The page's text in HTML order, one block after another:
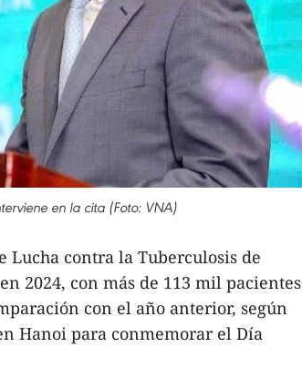
en la cita (Foto: VNA)
Lucha contra la Tuberculosis de
2024, con más de 113 mil pacientes
con el año anterior, según
Hanoi para conmemorar el Día